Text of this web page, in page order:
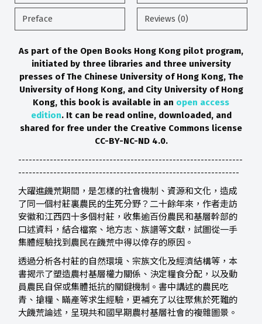
Preface Reviews (0)
As part of the Open Books Hong Kong pilot program,
initiated by three libraries and three university
presses of The Chinese University of Hong Kong, The
University of Hong Kong, and City University of Hong
Kong, this book is available in an open access
edition. It can be read online, downloaded, and
shared for free under the Creative Commons license
CC-BY-NC-ND 4.0.
----------------------------------------------------------------
---------------------------------------------------------------
大躍進饑荒期間，是怎樣的社會機制、資源和文化，造成
了同一個村莊裏農民的生死分野？二十餘年來，作者走訪
安徽和江西四十多個村莊，收集逾百份農民和基層幹部的
口述資料，結合檔案、地方志、族譜等文獻，試圖從一手
集體經驗找到農民在饑荒中得以倖存的原因。
透過分析各村莊的自然環境、宗族文化及經濟結構等，本
書揭示了塑造農村基層權力關係、決定糧食分配，以及動
員農民自保或集體抵抗的關鍵機制。書中講述的農民吃
青、搶糧、瞞產等求生經驗，更補充了以往聚焦於死難的
大饑荒論述，呈現共和國早期農村基層社會的複雜圖景。